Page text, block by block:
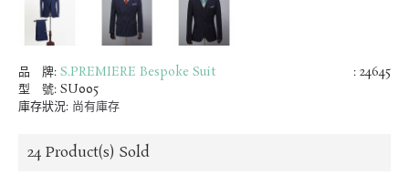
: 24645
品 牌: S.PREMIERE Bespoke Suit
型 號: SU005
庫存狀況: 尚有庫存
24 Product(s) Sold